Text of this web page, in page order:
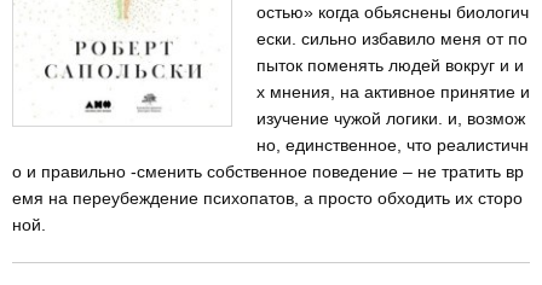
остью» когда обьяснены биологич
ески. сильно избавило меня от по
пыток поменять людей вокруг и и
х мнения, на активное принятие и
изучение чужой логики. и, возмож
но, единственное, что реалистичн
о и правильно -сменить собственное поведение – не тратить вр
емя на переубеждение психопатов, а просто обходить их сторо
ной.